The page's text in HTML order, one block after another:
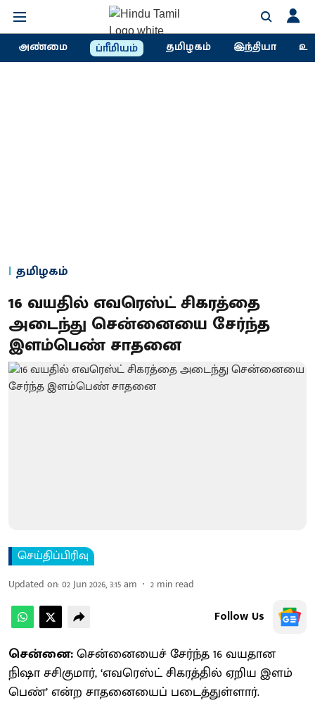
அண்மை ப்ரீமியம் தமிழகம் இந்தியா
தமிழகம்
16 வயதில் எவரெஸ்ட் சிகரத்தை
அடைந்து சென்னையை சேர்ந்த
இளம்பெண் சாதனை
செய்திப்பிரிவு
Updated on:02 Jun 2026, 3:15 am 2 min read
Follow Us
சென்னை:சென்​னையைச் சேர்ந்த 16 வயதான
நிஷா சசிகு​மார், ‘எவரெஸ்ட் சிகரத்​தில் ஏறிய இளம்​
பெண்’ என்ற சாதனையைப் படைத்​துள்​ளார்.